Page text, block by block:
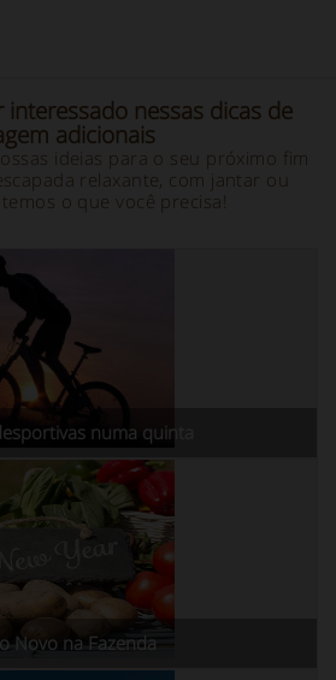
interessado nessas dicas de
adicionais
ideias para o seu próximo fim
relaxante, com jantar ou
o que você precisa!
numa quinta
Novo na Fazenda